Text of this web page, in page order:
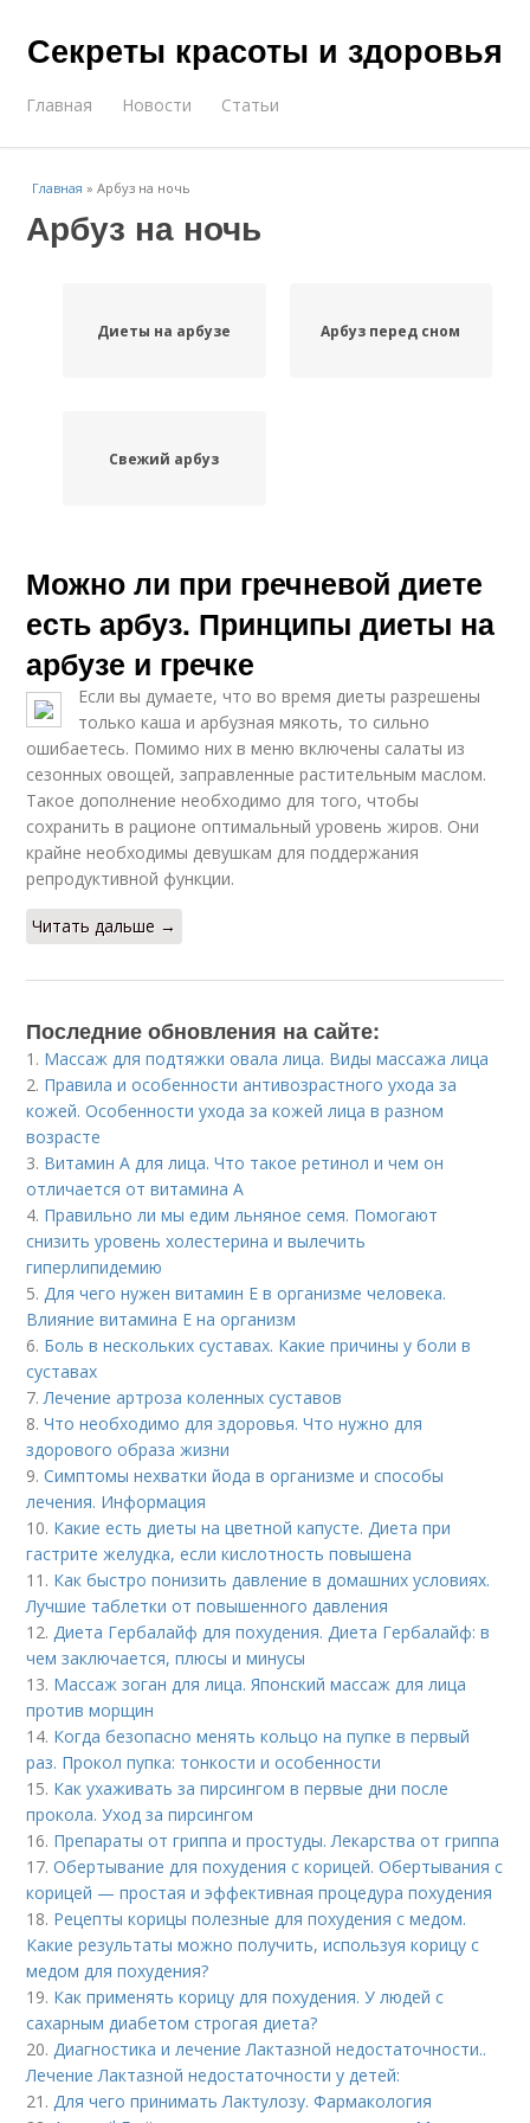
Секреты красоты и здоровья
Главная Новости Статьи
Главная »Арбуз на ночь
Арбуз на ночь
Диеты на арбузе Арбуз перед сном
Свежий арбуз
Можно ли при гречневой диете
есть арбуз. Принципы диеты на
арбузе и гречке
Если вы думаете, что во время диеты разрешены
только каша и арбузная мякоть, то сильно
ошибаетесь. Помимо них в меню включены салаты из
сезонных овощей, заправленные растительным маслом.
Такое дополнение необходимо для того, чтобы
сохранить в рационе оптимальный уровень жиров. Они
крайне необходимы девушкам для поддержания
репродуктивной функции.
Читать дальше →
Последние обновления на сайте:
1. Массаж для подтяжки овала лица. Виды массажа лица
2. Правила и особенности антивозрастного ухода за
кожей. Особенности ухода за кожей лица в разном
возрасте
3. Витамин A для лица. Что такое ретинол и чем он
отличается от витамина А
4. Правильно ли мы едим льняное семя. Помогают
снизить уровень холестерина и вылечить
гиперлипидемию
5.Для чего нужен витамин Е в организме человека.
Влияние витамина E на организм
6. Боль в нескольких суставах. Какие причины у боли в
суставах
7.Лечение артроза коленных суставов
8.Что необходимо для здоровья. Что нужно для
здорового образа жизни
9.Симптомы нехватки йода в организме и способы
лечения. Информация
10. Какие есть диеты на цветной капусте. Диета при
гастрите желудка, если кислотность повышена
11. Как быстро понизить давление в домашних условиях.
Лучшие таблетки от повышенного давления
12.Диета Гербалайф для похудения. Диета Гербалайф: в
чем заключается, плюсы и минусы
13. Массаж зоган для лица. Японский массаж для лица
против морщин
14. Когда безопасно менять кольцо на пупке в первый
раз. Прокол пупка: тонкости и особенности
15. Как ухаживать за пирсингом в первые дни после
прокола. Уход за пирсингом
16. Препараты от гриппа и простуды. Лекарства от гриппа
17.Обертывание для похудения с корицей. Обертывания с
корицей — простая и эффективная процедура похудения
18. Рецепты корицы полезные для похудения с медом.
Какие результаты можно получить, используя корицу с
медом для похудения?
19. Как применять корицу для похудения. У людей с
сахарным диабетом строгая диета?
20.Диагностика и лечение Лактазной недостаточности..
Лечение Лактазной недостаточности у детей:
21.Для чего принимать Лактулозу. Фармакология